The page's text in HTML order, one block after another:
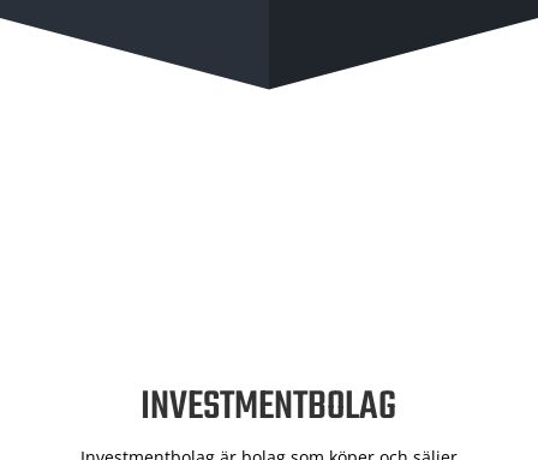
INVESTMENTBOLAG